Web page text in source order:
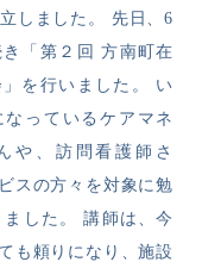
しました。 先日、6
「第２回 方南町在
を行いました。 い
っているケアマネ
や、訪問看護師さ
スの方々を対象に勉
した。 講師は、今
も頼りになり、施設